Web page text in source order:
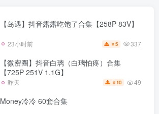
【岛遇】抖音露露吃饱了合集【258P 83V】
23小时前 ¥5 337
【微密圈】抖音白璃（白璃怕疼）合集
【725P 251V 1.1G】
昨天 ¥ 10 49
Money冷冷 60套合集